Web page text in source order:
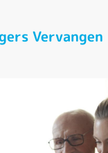
Vervangen